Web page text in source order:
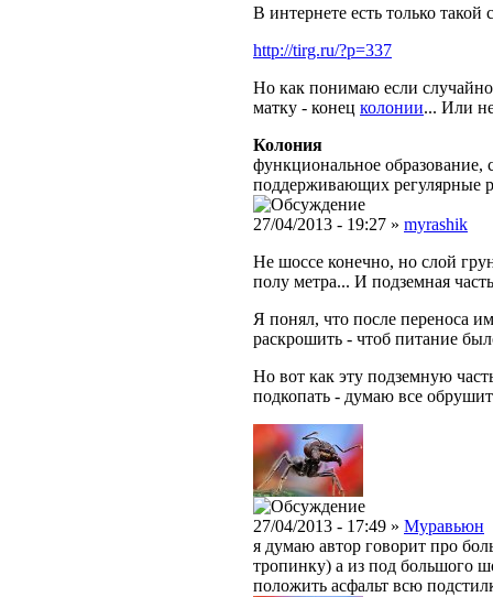
В интернете есть только такой
http://tirg.ru/?p=337
Но как понимаю если
матку - конец колонии... Или
Колония
функциональное образование,
поддерживающих регулярные
27/04/2013 - 19:27 » myrashik
Не шоссе конечно, но слой
полу метра... И подземная
Я понял, что после переноса
раскрошить - чтоб питание
Но вот как эту подземную
подкопать - думаю все
27/04/2013 - 17:49 » Муравьюн
я думаю автор говорит про
тропинку) а из под большого
положить асфальт всю